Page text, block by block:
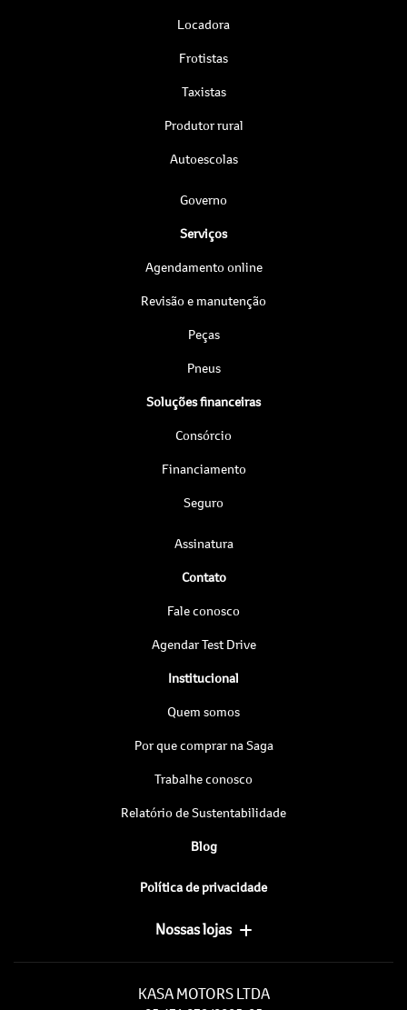
Locadora
Frotistas
Taxistas
Produtor rural
Autoescolas
Governo
Serviços
Agendamento online
Revisão e manutenção
Peças
Pneus
Soluções financeiras
Consórcio
Financiamento
Seguro
Assinatura
Contato
Fale conosco
Agendar Test Drive
Institucional
Quem somos
Por que comprar na Saga
Trabalhe conosco
Relatório de Sustentabilidade
Blog
Política de privacidade
Nossas lojas
KASA MOTORS LTDA